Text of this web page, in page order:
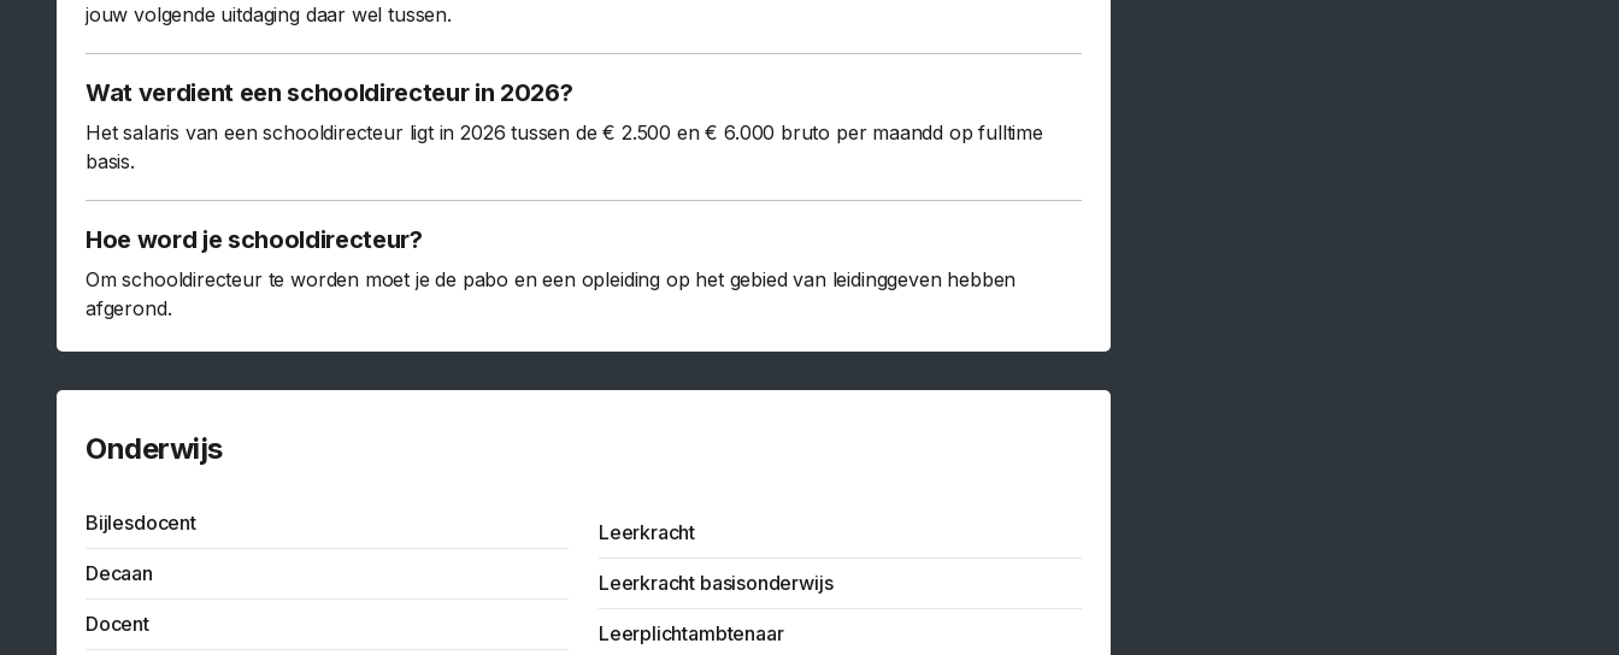
jouw volgende uitdaging daar wel tussen.
Wat verdient een schooldirecteur in 2026?
Het salaris van een schooldirecteur ligt in 2026 tussen de € 2.500 en € 6.000 bruto per maandd op fulltime
basis.
Hoe word je schooldirecteur?
Om schooldirecteur te worden moet je de pabo en een opleiding op het gebied van leidinggeven hebben
afgerond.
Onderwijs
Bijlesdocent
Decaan
Docent
Leerkracht
Leerkracht basisonderwijs
Leerplichtambtenaar